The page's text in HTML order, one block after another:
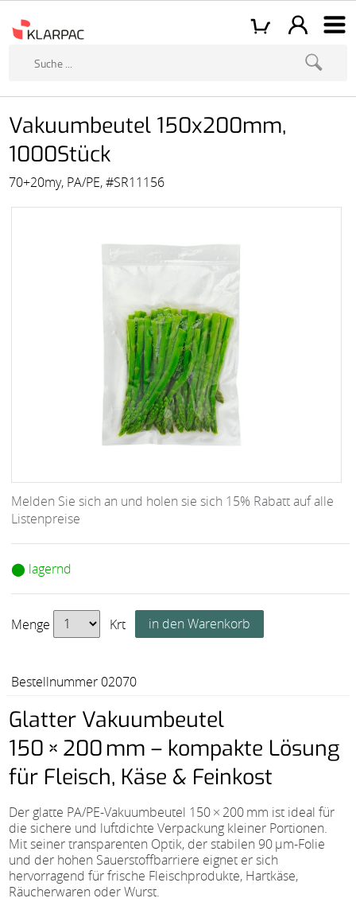
Vakuumbeutel 150x200mm,
1000Stück
70+20my, PA/PE, #SR11156
Melden Sie sich an und holen sie sich 15% Rabatt auf alle
Listenpreise
⬤ lagernd
Menge Krt
Bestellnummer 02070
Glatter Vakuumbeutel
150 × 200 mm – kompakte Lösung
für Fleisch, Käse & Feinkost
Der glatte PA/PE-Vakuumbeutel 150 × 200 mm ist ideal für
die sichere und luftdichte Verpackung kleiner Portionen.
Mit seiner transparenten Optik, der stabilen 90 µm-Folie
und der hohen Sauerstoffbarriere eignet er sich
hervorragend für frische Fleischprodukte, Hartkäse,
Räucherwaren oder Wurst.